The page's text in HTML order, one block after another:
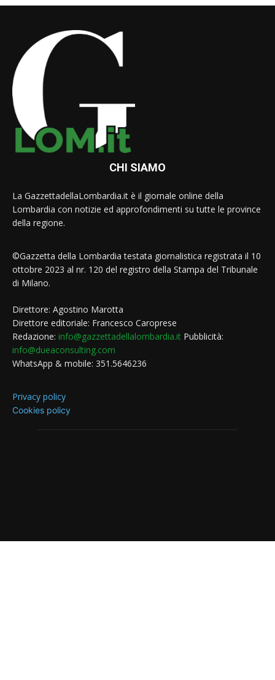
CHI SIAMO
La GazzettadellaLombardia.it è il giornale online della
Lombardia con notizie ed approfondimenti su tutte le province
della regione.
©Gazzetta della Lombardia testata giornalistica registrata il 10
ottobre 2023 al nr. 120 del registro della Stampa del Tribunale
di Milano.
Direttore: Agostino Marotta
Direttore editoriale: Francesco Caroprese
Redazione: info@gazzettadellalombardia.it Pubblicità:
info@dueaconsulting.com
WhatsApp & mobile: 351.5646236
Privacy policy
Cookies policy